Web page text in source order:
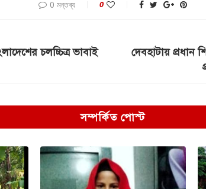
0 মন্তব্য 0
চলচ্চিত্র ভাবাই
দেবহাটায় প্রধান
সম্পর্কিত পোস্ট